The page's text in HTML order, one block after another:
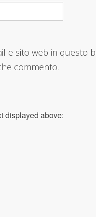
e sito web in questo
commento.
displayed above: